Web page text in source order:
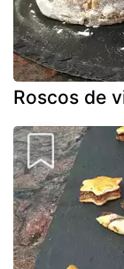
Roscos de